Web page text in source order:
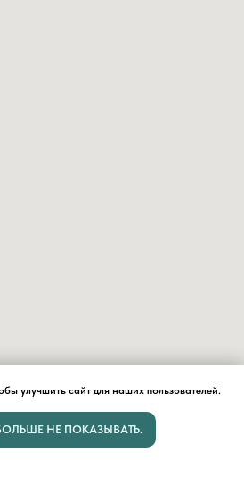
улучшить сайт для наших пользователей.
НЕ ПОКАЗЫВАТЬ.